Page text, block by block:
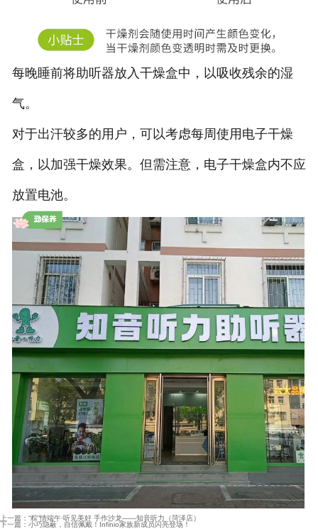
每晚睡前将助听器放入干燥盒中，以吸收残余的湿
气。
对于出汗较多的用户，可以考虑每周使用电子干燥
盒，以加强干燥效果。但需注意，电子干燥盒内不应
放置电池。
上一篇： “粽”情端午·听见美好 手作沙龙——知音听力（菏泽店）
下一篇： 小巧隐蔽，自信佩戴！Infinio家族新成员闪亮登场！